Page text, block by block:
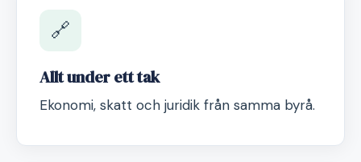
🔗
Allt under ett tak
Ekonomi, skatt och juridik från samma byrå.